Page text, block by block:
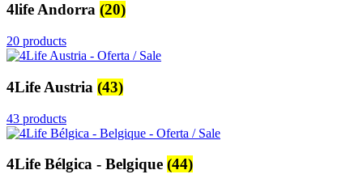
4life Andorra (20)
20 products
4Life Austria (43)
43 products
4Life Bélgica - Belgique (44)